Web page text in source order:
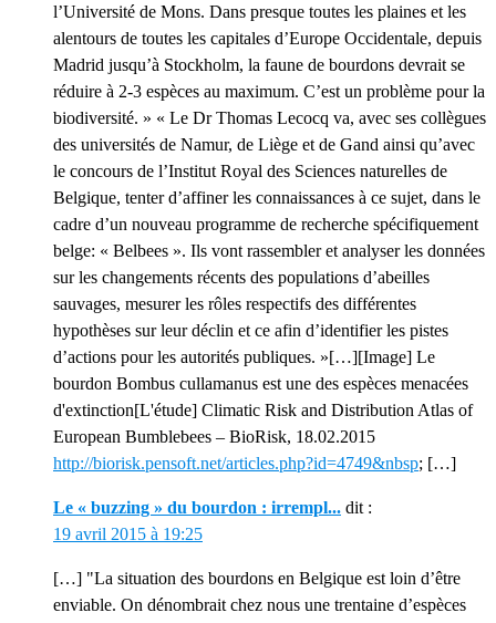
l’Université de Mons. Dans presque toutes les plaines et les
alentours de toutes les capitales d’Europe Occidentale, depuis
Madrid jusqu’à Stockholm, la faune de bourdons devrait se
réduire à 2-3 espèces au maximum. C’est un problème pour la
biodiversité. » « Le Dr Thomas Lecocq va, avec ses collègues
des universités de Namur, de Liège et de Gand ainsi qu’avec
le concours de l’Institut Royal des Sciences naturelles de
Belgique, tenter d’affiner les connaissances à ce sujet, dans le
cadre d’un nouveau programme de recherche spécifiquement
belge: « Belbees ». Ils vont rassembler et analyser les données
sur les changements récents des populations d’abeilles
sauvages, mesurer les rôles respectifs des différentes
hypothèses sur leur déclin et ce afin d’identifier les pistes
d’actions pour les autorités publiques. »[…][Image] Le
bourdon Bombus cullamanus est une des espèces menacées
d'extinction[L'étude] Climatic Risk and Distribution Atlas of
European Bumblebees – BioRisk, 18.02.2015
http://biorisk.pensoft.net/articles.php?id=4749&nbsp; […]
Le « buzzing » du bourdon : irrempl... dit :
19 avril 2015 à 19:25
[…] "La situation des bourdons en Belgique est loin d’être
enviable. On dénombrait chez nous une trentaine d’espèces